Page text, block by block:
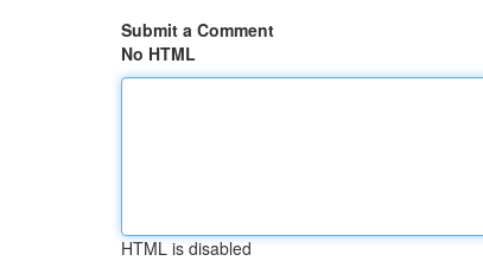
Submit a Comment
No HTML
HTML is disabled